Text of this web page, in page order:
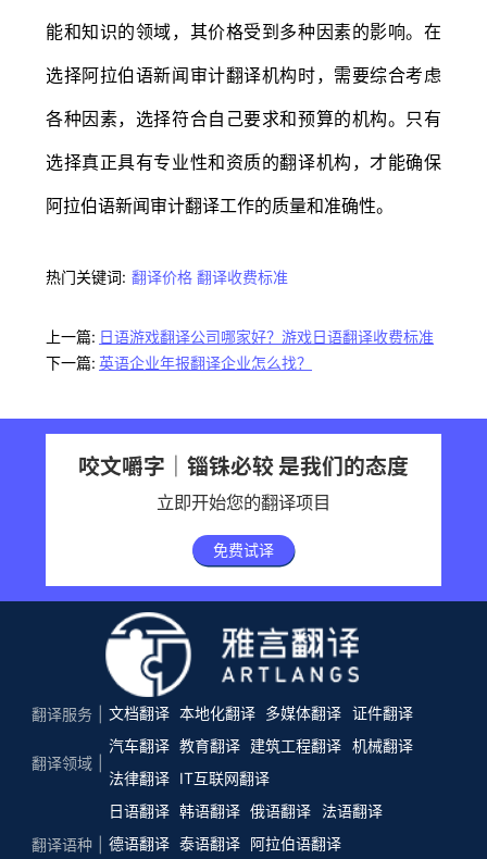
能和知识的领域，其价格受到多种因素的影响。在
选择阿拉伯语新闻审计翻译机构时，需要综合考虑
各种因素，选择符合自己要求和预算的机构。只有
选择真正具有专业性和资质的翻译机构，才能确保
阿拉伯语新闻审计翻译工作的质量和准确性。
热门关键词: 翻译价格 翻译收费标准
上一篇: 日语游戏翻译公司哪家好？游戏日语翻译收费标准
下一篇: 英语企业年报翻译企业怎么找？
咬文嚼字｜锱铢必较 是我们的态度
立即开始您的翻译项目
免费试译
翻译服务 文档翻译 本地化翻译 多媒体翻译 证件翻译
翻译领域
汽车翻译 教育翻译 建筑工程翻译 机械翻译
法律翻译
IT互联网翻译
翻译语种
日语翻译 韩语翻译 俄语翻译
法语翻译
德语翻译 泰语翻译 阿拉伯语翻译